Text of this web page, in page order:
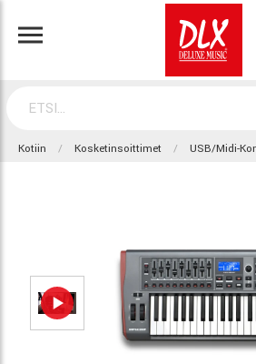
Kotiin Kosketinsoittimet USB/Midi-